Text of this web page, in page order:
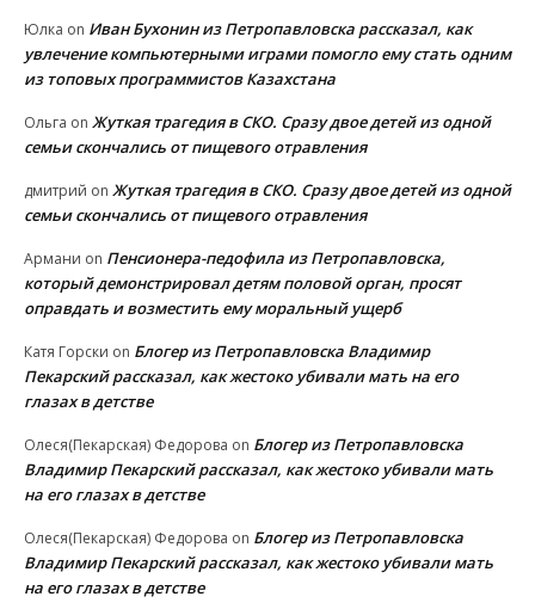
Юлка on Иван Бухонин из Петропавловска рассказал, как
увлечение компьютерными играми помогло ему стать одним
из топовых программистов Казахстана
Ольга on Жуткая трагедия в СКО. Сразу двое детей из одной
семьи скончались от пищевого отравления
дмитрий on Жуткая трагедия в СКО. Сразу двое детей из одной
семьи скончались от пищевого отравления
Армани on Пенсионера-педофила из Петропавловска,
который демонстрировал детям половой орган, просят
оправдать и возместить ему моральный ущерб
Катя Горски on Блогер из Петропавловска Владимир
Пекарский рассказал, как жестоко убивали мать на его
глазах в детстве
Олеся(Пекарская) Федорова on Блогер из Петропавловска
Владимир Пекарский рассказал, как жестоко убивали мать
на его глазах в детстве
Олеся(Пекарская) Федорова on Блогер из Петропавловска
Владимир Пекарский рассказал, как жестоко убивали мать
на его глазах в детстве